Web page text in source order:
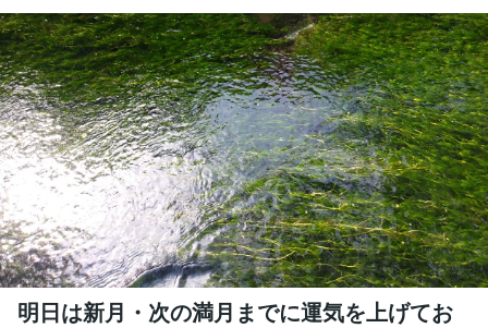
明日は新月・次の満月までに運気を上げてお